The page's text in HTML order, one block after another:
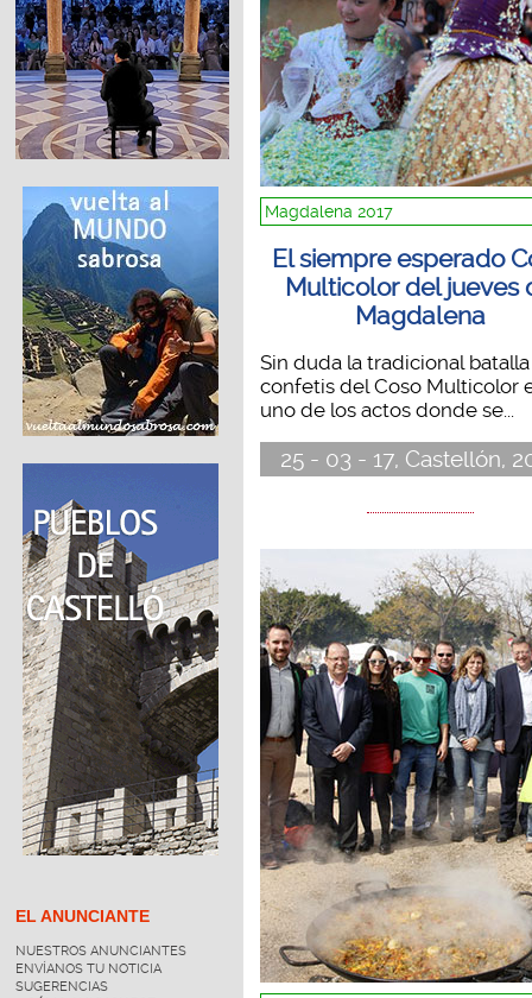
EL ANUNCIANTE
NUESTROS ANUNCIANTES
ENVÍANOS TU NOTICIA
SUGERENCIAS
Magdalena 2017
El siempre esperado
Multicolor del jueves
Magdalena
Sin duda la tradicional
confetis del Coso Multicolor
uno de los actos donde se...
25 - 03 - 17, Castellón,